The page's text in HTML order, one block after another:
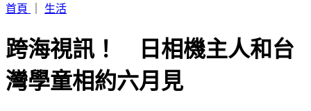
伸舌頭
跨海視訊！ 日相機主人和台
灣學童相約六月見